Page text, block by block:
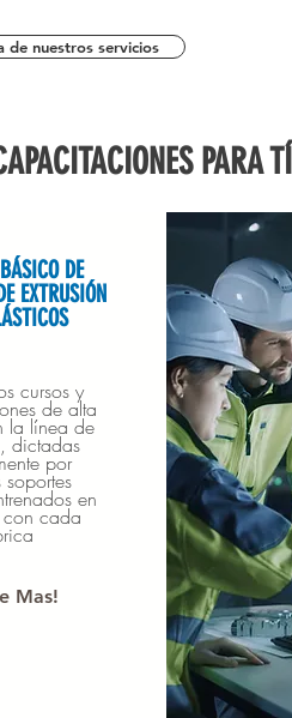
de nuestros servicios
PARA TÍ
DE
EXTRUSIÓN
cursos y
de alta
la línea de
dictadas
por
soportes
en
cada
Mas!